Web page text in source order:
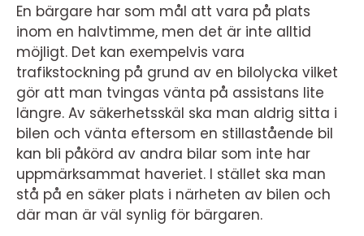
En bärgare har som mål att vara på plats
inom en halvtimme, men det är inte alltid
möjligt. Det kan exempelvis vara
trafikstockning på grund av en bilolycka vilket
gör att man tvingas vänta på assistans lite
längre. Av säkerhetsskäl ska man aldrig sitta i
bilen och vänta eftersom en stillastående bil
kan bli påkörd av andra bilar som inte har
uppmärksammat haveriet. I stället ska man
stå på en säker plats i närheten av bilen och
där man är väl synlig för bärgaren.